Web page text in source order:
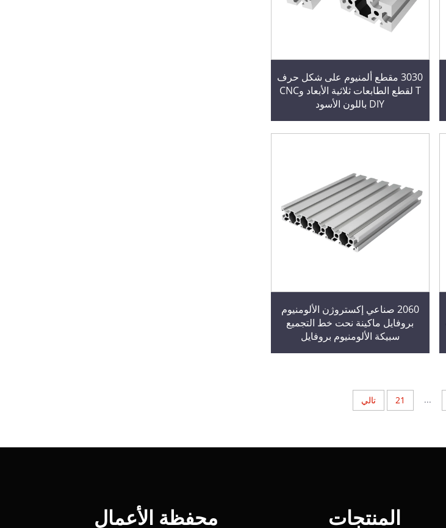
3030 مقطع ألمنيوم على شكل حرف
T لقطع الطابعات ثلاثية الأبعاد وCNC
DIY باللون الأسود
2060 صناعي إكستروژن الألومنيوم
بروفايل ماكينة نحت خط التجميع
سبيكة الألومنيوم بروفايل
...
21 تالي
المنتجات محفظة الأعمال